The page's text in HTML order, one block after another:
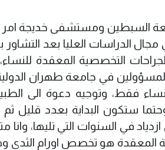
السبطين ومستشفى خديجة امر
الدراسات العليا بعد التشاور
التخصصية المعقدة
في جامعة طهران
فقط، وتوجيه دعوة الى
ستكون البداية بعدد قليل ثم
في السنوات التي تليها،
المعقدة هو تخصص اورام